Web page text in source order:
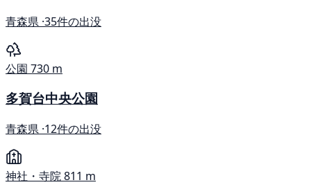
青森県 ·35件の出没
公園 730 m
多賀台中央公園
青森県 ·12件の出没
神社・寺院811 m